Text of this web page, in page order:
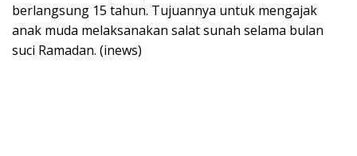
berlangsung 15 tahun. Tujuannya untuk mengajak
anak muda melaksanakan salat sunah selama bulan
suci Ramadan. (inews)